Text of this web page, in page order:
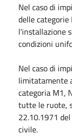
Nel caso di
delle categorie
l'installazione
condizioni
Nel caso di
limitatamente
categoria M1,
tutte le ruote,
22.10.1971
civile.